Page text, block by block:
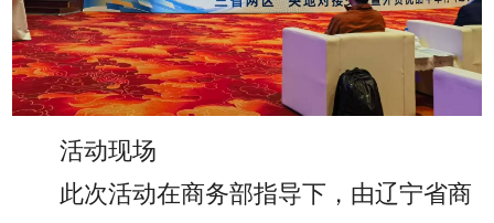
活动现场
此次活动在商务部指导下，由辽宁省商